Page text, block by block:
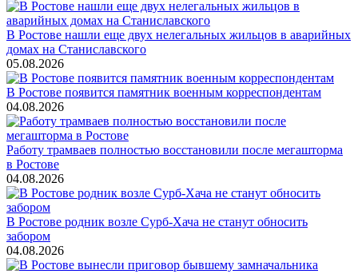
В Ростове нашли еще двух нелегальных жильцов в аварийных
домах на Станиславского
05.08.2026
В Ростове появится памятник военным корреспондентам
04.08.2026
Работу трамваев полностью восстановили после мегашторма
в Ростове
04.08.2026
В Ростове родник возле Сурб-Хача не станут обносить
забором
04.08.2026